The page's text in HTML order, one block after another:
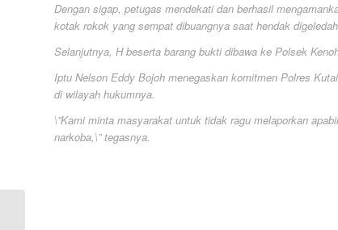
Dengan sigap, petugas mendekati dan berhasil
kotak rokok yang sempat dibuangnya saat hendak
Selanjutnya, H beserta barang bukti dibawa ke Polsek
Iptu Nelson Eddy Bojoh menegaskan komitmen Polres
di wilayah hukumnya.
\”Kami minta masyarakat untuk tidak ragu melaporkan
narkoba,\” tegasnya.